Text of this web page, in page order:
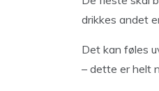
drikkes andet
Det kan føles
– dette er helt